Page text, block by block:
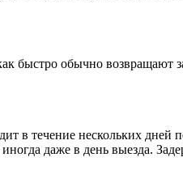
быстро обычно возвращают
в течение нескольких
даже в день выезда.